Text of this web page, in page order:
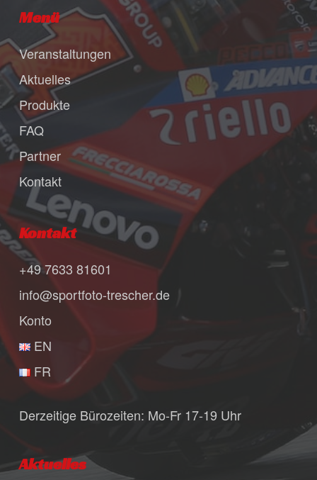
Menü
Veranstaltungen
Aktuelles
Produkte
FAQ
Partner
Kontakt
Kontakt
+49 7633 81601
info@sportfoto-trescher.de
Konto
EN
FR
Derzeitige Bürozeiten: Mo-Fr 17-19 Uhr
Aktuelles